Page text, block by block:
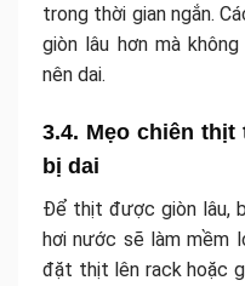
trong thời gian ngắn.
giòn lâu hơn mà
nên dai.
3.4. Mẹo chiên
bị dai
Để thịt được giòn lâu,
hơi nước sẽ làm mềm
đặt thịt lên rack hoặc